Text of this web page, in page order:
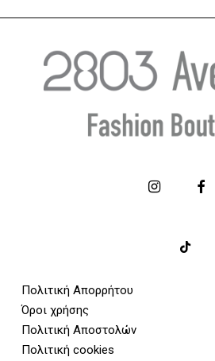
Πολιτική Απορρήτου
Όροι χρήσης
Πολιτική Αποστολών
Πολιτική cookies